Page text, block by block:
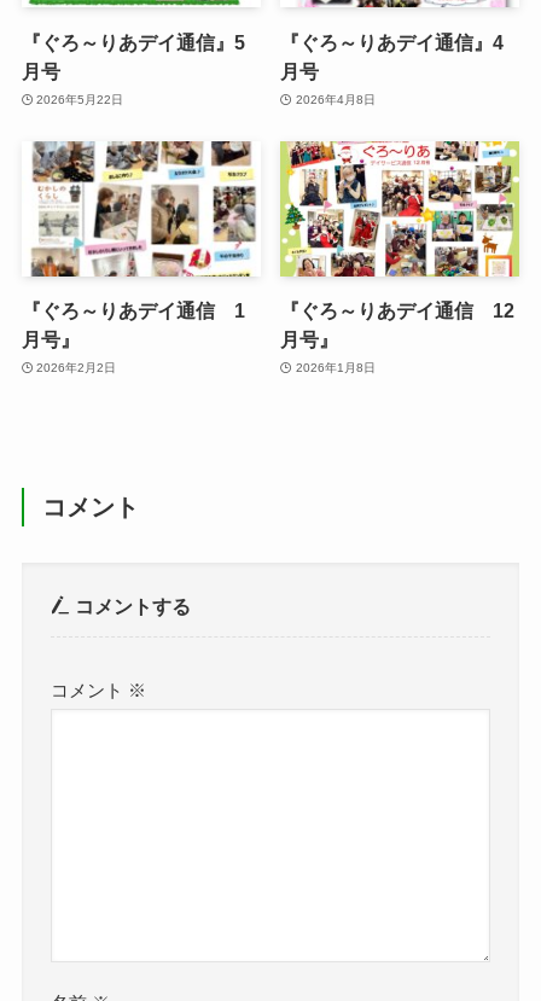
『ぐろ～りあデイ通信』5
月号
2026年5月22日
『ぐろ～りあデイ通信』4
月号
2026年4月8日
『ぐろ～りあデイ通信 1
月号』
2026年2月2日
『ぐろ～りあデイ通信 12
月号』
2026年1月8日
コメント
コメントする
コメント ※